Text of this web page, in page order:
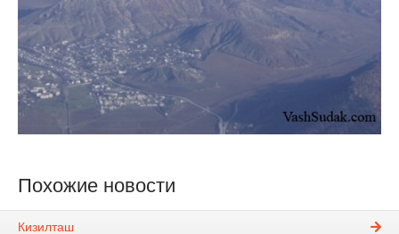
Похожие новости
Кизилташ